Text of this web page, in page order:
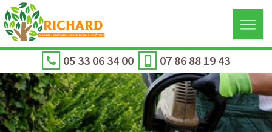
05 33 06 34 00 07 86 88 19 43